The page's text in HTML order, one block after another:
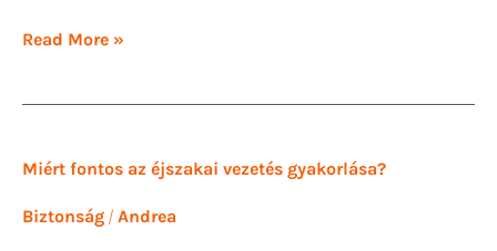
Read More »
Miért fontos az éjszakai vezetés gyakorlása?
Biztonság / Andrea
fontos
az